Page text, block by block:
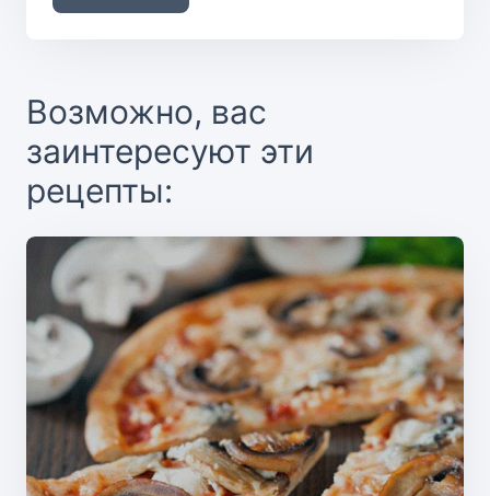
Возможно, вас
заинтересуют эти
рецепты: